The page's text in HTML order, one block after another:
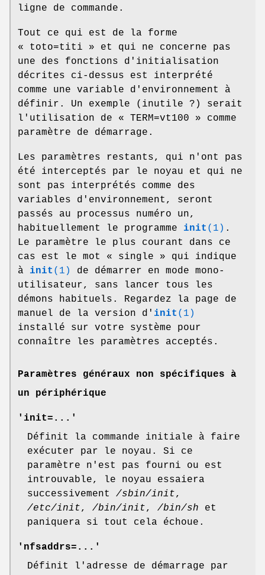
ligne de commande.
Tout ce qui est de la forme
« toto=titi » et qui ne concerne pas
une des fonctions d'initialisation
décrites ci-dessus est interprété
comme une variable d'environnement à
définir. Un exemple (inutile ?) serait
l'utilisation de « TERM=vt100 » comme
paramètre de démarrage.
Les paramètres restants, qui n'ont pas
été interceptés par le noyau et qui ne
sont pas interprétés comme des
variables d'environnement, seront
passés au processus numéro un,
habituellement le programme init (1) .
Le paramètre le plus courant dans ce
cas est le mot « single » qui indique
à init (1)
de démarrer en mode mono-
utilisateur, sans lancer tous les
démons habituels. Regardez la page de
manuel de la version d' init (1)
installé sur votre système pour
connaître les paramètres acceptés.
Paramètres généraux non spécifiques à
un périphérique
'init=...'
Définit la commande initiale à faire
exécuter par le noyau. Si ce
paramètre n'est pas fourni ou est
introuvable, le noyau essaiera
successivement /sbin/init,
/etc/init, /bin/init, /bin/sh et
paniquera si tout cela échoue.
'nfsaddrs=...'
Définit l'adresse de démarrage par